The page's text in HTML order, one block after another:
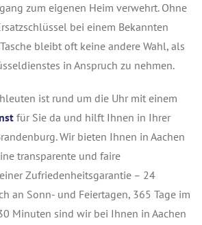
zum eigenen Heim verwehrt. Ohne
bei einem Bekannten
bleibt oft keine andere Wahl, als
in Anspruch zu nehmen.
ist rund um die Uhr mit einem
für Sie da und hilft Ihnen in Ihrer
Wir bieten Ihnen in Aachen
transparente und faire
Zufriedenheitsgarantie – 24
an Sonn- und Feiertagen, 365 Tage im
Minuten sind wir bei Ihnen in Aachen